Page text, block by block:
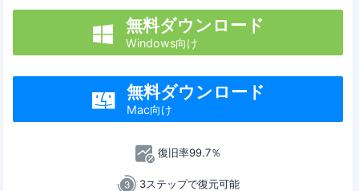
 無料ダウンロード
Windows向け
 無料ダウンロード
Mac向け
復旧率99.7％
3ステップで復元可能